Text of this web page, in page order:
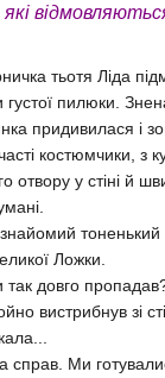
тьотя Ліда
густої пилюки.
придивилася і
костюмчики,
отвору у стіні й
тоненький
Ложки.
довго
вистрибнув зі
Ми